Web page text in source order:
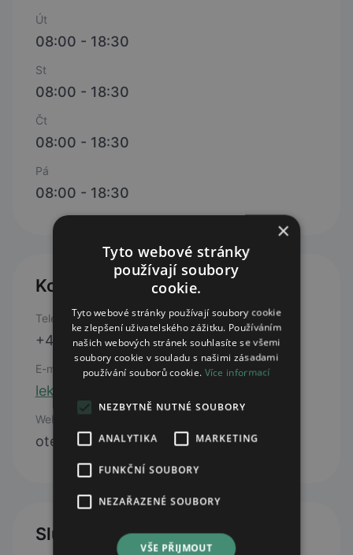
Út
08:00 - 18:30
St
08:00 - 18:30
Čt
08:00 - 18:30
Pá
08:00 - 18:30
Kontakty
Telefon
+420 733 710 848
E-mail
lekarna.kbely@centrum.cz
Web
otevřít web
Služby
×
Tyto webové stránky
používají soubory
cookie.
Tyto webové stránky používají soubory cookie
ke zlepšení uživatelského zážitku. Používáním
našich webových stránek souhlasíte se všemi
soubory cookie v souladu s našimi zásadami
používání souborů cookie. Více informací
NEZBYTNĚ NUTNÉ SOUBORY
ANALYTIKA MARKETING
FUNKČNÍ SOUBORY
NEZAŘAZENÉ SOUBORY
VŠE PŘIJMOUT